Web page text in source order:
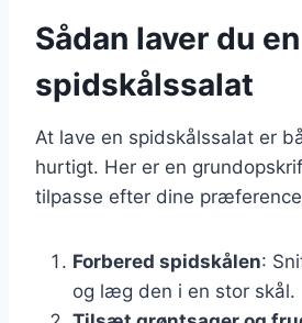
Sådan laver du
spidskålssalat
At lave en spidskålssalat er
hurtigt. Her er en
tilpasse efter dine
Forbered spidskålen:
og læg den i en stor skål.